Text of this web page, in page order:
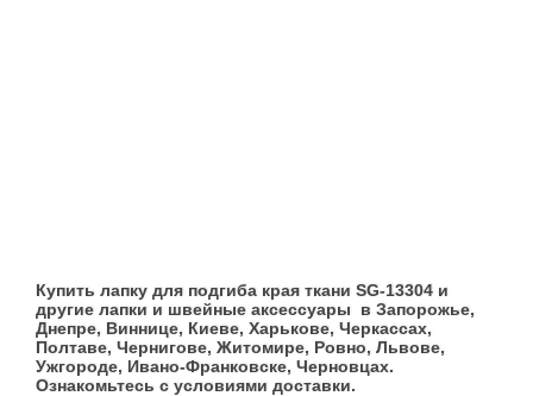
Купить лапку для подгиба края ткани SG-13304 и
другие лапки и швейные аксессуары в Запорожье,
Днепре, Виннице, Киеве, Харькове, Черкассах,
Полтаве, Чернигове, Житомире, Ровно, Львове,
Ужгороде, Ивано-Франковске, Черновцах.
Ознакомьтесь с условиями доставки.